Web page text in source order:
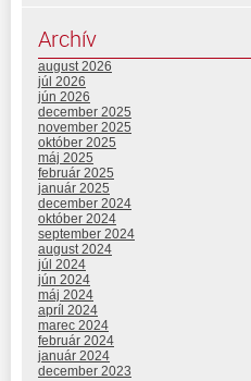
Archív
august 2026
júl 2026
jún 2026
december 2025
november 2025
október 2025
máj 2025
február 2025
január 2025
december 2024
október 2024
september 2024
august 2024
júl 2024
jún 2024
máj 2024
apríl 2024
marec 2024
február 2024
január 2024
december 2023